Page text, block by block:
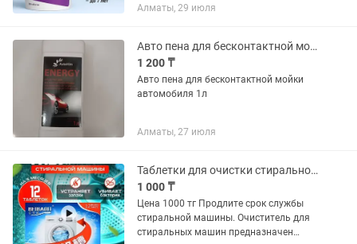
500кг бесплатно. Описание: Препарат
Алматы, 29 июля
Авто пена для бесконтактной мойки
1 200 ₸
Авто пена для бесконтактной мойки
автомобиля 1л
Алматы, 27 июля
Таблетки для очистки стиральной машины
1 000 ₸
Цена 1000 тг Продлите срок службы
стиральной машины. Очиститель для
стиральных машин предназначен